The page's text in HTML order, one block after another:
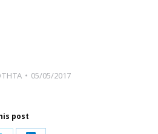
05/05/2017
post